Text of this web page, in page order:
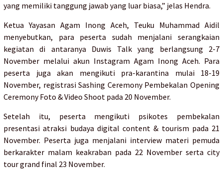
yang memiliki tanggung jawab yang luar biasa,” jelas Hendra.
Ketua Yayasan Agam Inong Aceh, Teuku Muhammad Aidil
menyebutkan, para peserta sudah menjalani serangkaian
kegiatan di antaranya Duwis Talk yang berlangsung 2-7
November melalui akun Instagram Agam Inong Aceh. Para
peserta juga akan mengikuti pra-karantina mulai 18-19
November, registrasi Sashing Ceremony Pembekalan Opening
Ceremony Foto & Video Shoot pada 20 November.
Setelah itu, peserta mengikuti psikotes pembekalan
presentasi atraksi budaya digital content & tourism pada 21
November. Peserta juga menjalani interview materi pemuda
berkarakter malam keakraban pada 22 November serta city
tour grand final 23 November.